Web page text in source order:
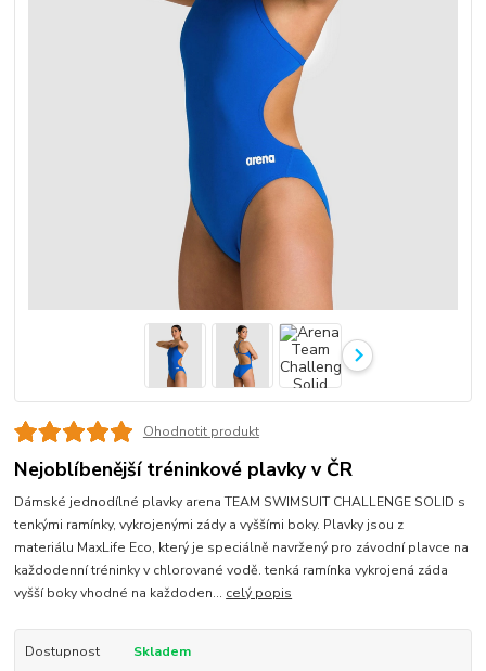
Ohodnotit produkt
Nejoblíbenější tréninkové plavky v ČR
Dámské jednodílné plavky arena TEAM SWIMSUIT CHALLENGE SOLID s
tenkými ramínky, vykrojenými zády a vyššími boky. Plavky jsou z
materiálu MaxLife Eco, který je speciálně navržený pro závodní plavce na
každodenní tréninky v chlorované vodě. tenká ramínka vykrojená záda
vyšší boky vhodné na každoden... celý popis
Dostupnost
Skladem